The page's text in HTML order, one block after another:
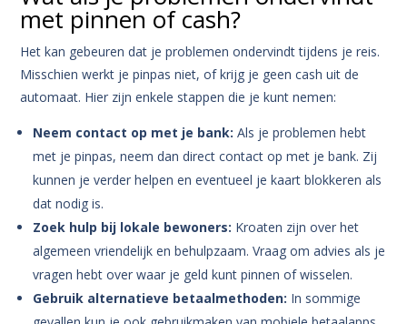
met pinnen of cash?
Het kan gebeuren dat je problemen ondervindt tijdens je reis.
Misschien werkt je pinpas niet, of krijg je geen cash uit de
automaat. Hier zijn enkele stappen die je kunt nemen:
Neem contact op met je bank: Als je problemen hebt
met je pinpas, neem dan direct contact op met je bank. Zij
kunnen je verder helpen en eventueel je kaart blokkeren als
dat nodig is.
Zoek hulp bij lokale bewoners: Kroaten zijn over het
algemeen vriendelijk en behulpzaam. Vraag om advies als je
vragen hebt over waar je geld kunt pinnen of wisselen.
Gebruik alternatieve betaalmethoden: In sommige